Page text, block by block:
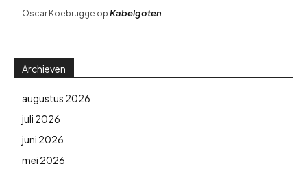
Oscar Koebrugge op Kabelgoten
Archieven
augustus 2026
juli 2026
juni 2026
mei 2026